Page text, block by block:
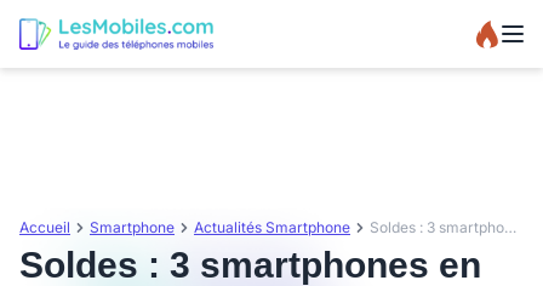
Accueil Smartphone Actualités Smartphone Soldes : 3 smartphones en promotion à moins de 170€
Soldes : 3 smartphones en